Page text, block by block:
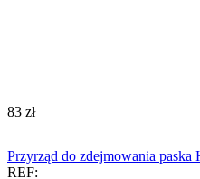
‍83‍ zł
Przyrząd do zdejmowania paska
REF: